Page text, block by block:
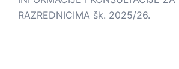
RAZREDNICIMA šk. 2025/26.